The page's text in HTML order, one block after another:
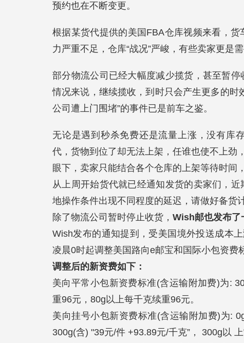
预约也在不断变更。
根据某货代提供的美国FBA仓库视频来看，
力严重不足，仓库“战况”严峻，有些卖家更是
部分物流公司已经大幅度减少揽货，甚至暂
情况来说，继续揽收，到时只会产生更多的时
公司遭上门围堵”的事件已是前车之鉴。
无论是遇到秒杀免费还是流量上涨，没有库
代，货物到位了却无法上架，任谁也使不上劲
眼下，卖家只能结合各个仓库的上架等待时间
从上周开始货代就已经通知发货的卖家们，
地操作条件出现不同程度的延迟，请做好备货计
除了物流公司暂时停止收货， Wish邮也发布了
Wish发布的通知提到，受美国境外投送成本
凌晨0时起调整美国路向e邮宝和国际小包资费
调整后的新资费如下：
美向平常小包新资费标准(含运输附加费)为:
重96元，80g以上每千克续重96元。
美向挂号小包新资费标准(含运输附加费)为:
300g(含) "39元/件 +93.89元/千克”， 300g以